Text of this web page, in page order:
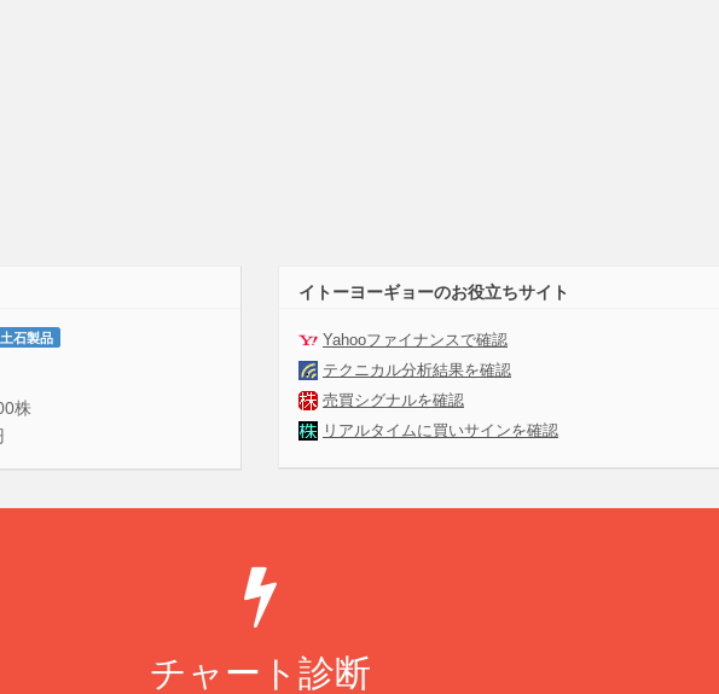
石製品
株
イトーヨーギョーのお役立ちサイト
Yahooファイナンスで確認
テクニカル分析結果を確認
売買シグナルを確認
リアルタイムに買いサインを確認
チャート診断